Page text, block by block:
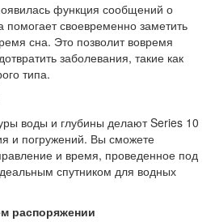
функция сообщений о
помогает своевременно заметить
сна. Это позволит вовремя
заболевания, такие как
типа.
воды и глубины делают Series 10
и погружений. Вы сможете
и время, проведенное под
спутником для водных
распоряжении